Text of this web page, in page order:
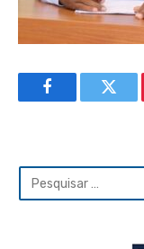
Facebook